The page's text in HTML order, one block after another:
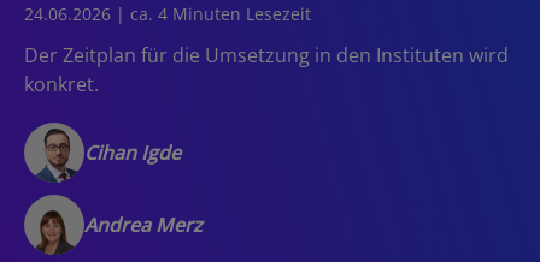
24.06.2026 | ca. 4 Minuten Lesezeit
Der Zeitplan für die Umsetzung in den Instituten wird
konkret.
Cihan Igde
Andrea Merz